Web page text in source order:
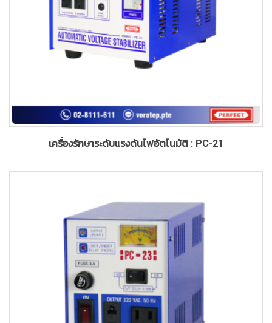
เครื่องรักษาระดับแรงดันไฟอัตโนมัติ : PC-21